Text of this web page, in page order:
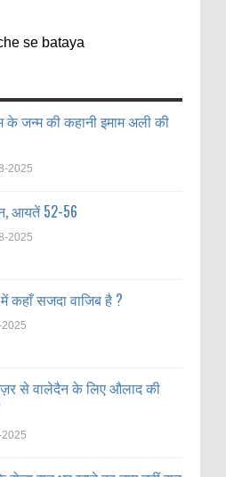
se bataya
जन्म की कहानी इमाम अली की
2025
आयतें 52-56
2025
कहाँ सजदा वाजिब है ?
से वालेदैन के लिए औलाद की